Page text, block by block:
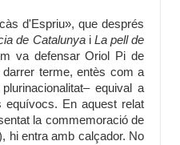
d'Espriu», que després
de Catalunyai La pell de
va defensar Oriol Pi de
terme, entès com a
equival a
En aquest relat
la commemoració de
hi entra amb calçador. No